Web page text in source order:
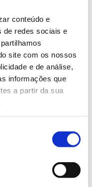
conteúdo e
de redes sociais e
site com os nossos
e de análise,
informações que
a partir da sua
em risco:
das-espigas: